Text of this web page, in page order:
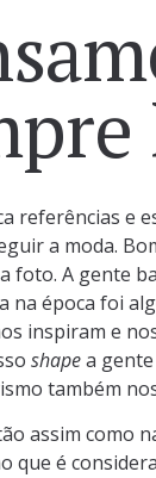
referências e
a moda.
foto. A gente
na época foi
inspiram e
shapea
também
assim como
que é